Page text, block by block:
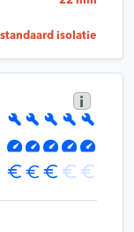
isolatie
i